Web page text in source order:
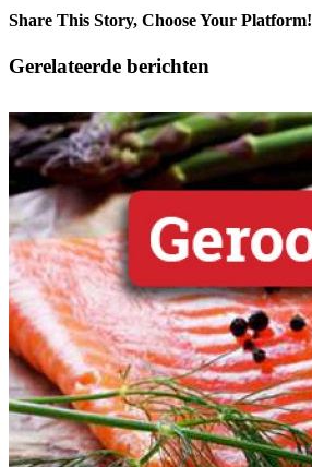
Share This Story, Choose Your Platform!
Facebook
Twitter
Reddit
LinkedIn
Tumblr
Pinterest
Vk
E-
Gerelateerde berichten